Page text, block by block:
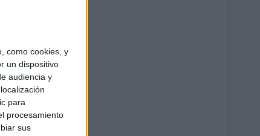
como cookies, y
un dispositivo
audiencia y
para
procesamiento
sus